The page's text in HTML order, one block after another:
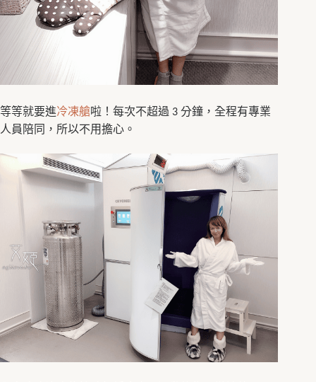
等等就要進冷凍艙啦！每次不超過 3 分鐘，全程有專業
人員陪同，所以不用擔心。